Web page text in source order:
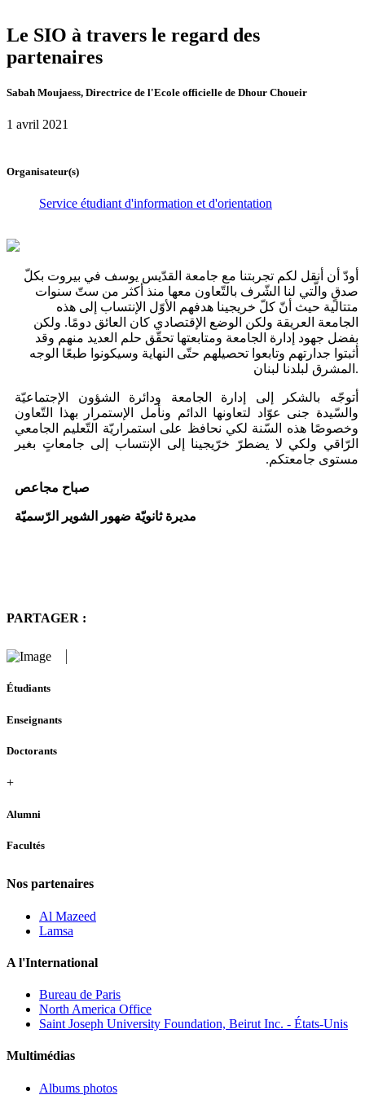
Le SIO à travers le regard des
partenaires
Sabah Moujaess, Directrice de l'Ecole officielle de Dhour Choueir
1 avril 2021
Organisateur(s)
Service étudiant d'information et d'orientation
أودّ أن أنقل لكم تجربتنا مع جامعة القدّيس يوسف في بيروت بكلّ
صدقٍ والّتي لنا الشّرف بالتّعاون معها منذ أكثر من ستّ سنوات
متتالية حيث أنّ كلّ خريجينا هدفهم الأوّل الإنتساب إلى هذه
الجامعة العريقة ولكن الوضع الإقتصادي كان العائق دومًا. ولكن
بفضل جهود إدارة الجامعة ومتابعتها تحقّق حلم العديد منهم وقد
أثبتوا جدارتهم وتابعوا تحصيلهم حتّى النهاية وسيكونوا طبعًا الوجه
المشرق لبلدنا لبنان.
أتوجّه بالشكر إلى إدارة الجامعة ودائرة الشؤون الإجتماعيّة
والسّيدة جنى عوّاد لتعاونها الدائم ونأمل الإستمرار بهذا التّعاون
وخصوصًا هذه السّنة لكي نحافظ على استمراريّة التّعليم الجامعي
الرّاقي ولكي لا يضطرّ خرّيجينا إلى الإنتساب إلى جامعاتٍ بغير
مستوى جامعتكم.
صباح مجاعص
مديرة ثانويّة ضهور الشوير الرّسميّة
PARTAGER :
Étudiants
Enseignants
Doctorants
+
Alumni
Facultés
Nos partenaires
Al Mazeed
Lamsa
A l'International
Bureau de Paris
North America Office
Saint Joseph University Foundation, Beirut Inc. - États-Unis
Multimédias
Albums photos